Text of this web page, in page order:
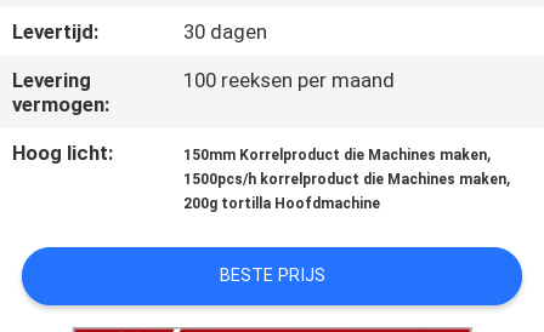
MET
ONS
EEN
OFFERTE
Levertijd:
30 dagen
Levering
vermogen:
100 reeksen per maand
Hoog licht: 150mm Korrelproduct die Machines maken,
1500pcs/h korrelproduct die Machines maken,
200g tortilla Hoofdmachine
BESTE PRIJS